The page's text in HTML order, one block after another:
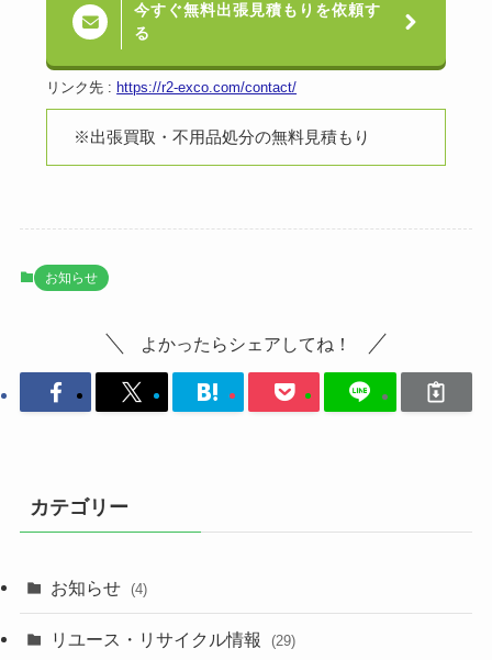
今すぐ無料出張見積もりを依頼す
る
リンク先 : https://r2-exco.com/contact/
※出張買取・不用品処分の無料見積もり
お知らせ
よかったらシェアしてね！
カテゴリー
お知らせ (4)
リユース・リサイクル情報 (29)